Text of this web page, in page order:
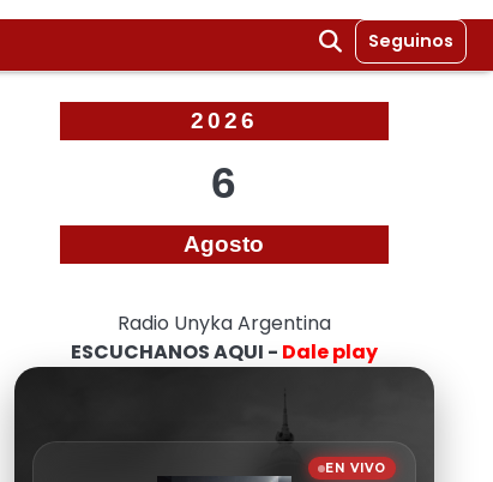
Seguinos
2026
6
Agosto
Radio Unyka Argentina
ESCUCHANOS AQUI - Dale play